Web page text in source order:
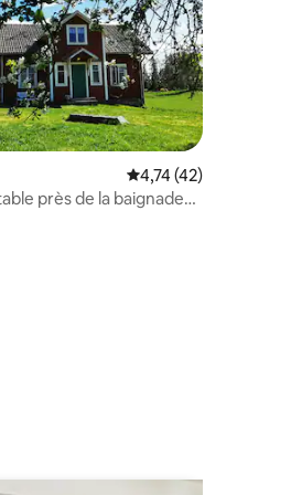
base de 25 commentaires : 5 sur 5
Évaluation moyenne
4,74 (42)
près de la baignade